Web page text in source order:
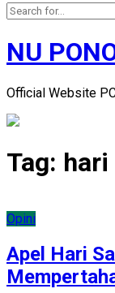
NU
Official Website
Tag:
Opini
Apel Hari